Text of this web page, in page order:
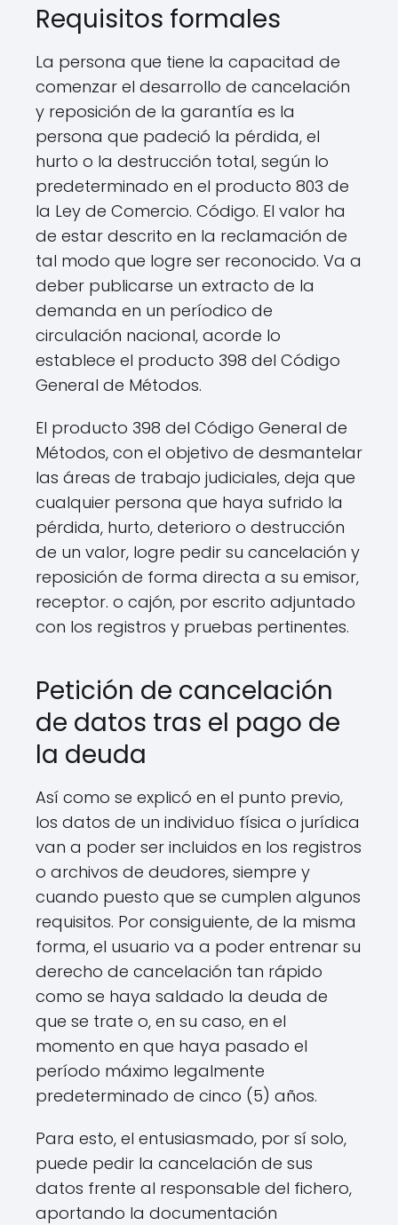
Requisitos formales
La persona que tiene la capacitad de
comenzar el desarrollo de cancelación
y reposición de la garantía es la
persona que padeció la pérdida, el
hurto o la destrucción total, según lo
predeterminado en el producto 803 de
la Ley de Comercio. Código. El valor ha
de estar descrito en la reclamación de
tal modo que logre ser reconocido. Va a
deber publicarse un extracto de la
demanda en un períodico de
circulación nacional, acorde lo
establece el producto 398 del Código
General de Métodos.
El producto 398 del Código General de
Métodos, con el objetivo de desmantelar
las áreas de trabajo judiciales, deja que
cualquier persona que haya sufrido la
pérdida, hurto, deterioro o destrucción
de un valor, logre pedir su cancelación y
reposición de forma directa a su emisor,
receptor. o cajón, por escrito adjuntado
con los registros y pruebas pertinentes.
Petición de cancelación
de datos tras el pago de
la deuda
Así como se explicó en el punto previo,
los datos de un individuo física o jurídica
van a poder ser incluidos en los registros
o archivos de deudores, siempre y
cuando puesto que se cumplen algunos
requisitos. Por consiguiente, de la misma
forma, el usuario va a poder entrenar su
derecho de cancelación tan rápido
como se haya saldado la deuda de
que se trate o, en su caso, en el
momento en que haya pasado el
período máximo legalmente
predeterminado de cinco (5) años.
Para esto, el entusiasmado, por sí solo,
puede pedir la cancelación de sus
datos frente al responsable del fichero,
aportando la documentación